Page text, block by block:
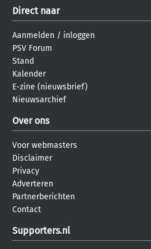
Direct naar
Aanmelden / inloggen
PSV Forum
Stand
Kalender
E-zine (nieuwsbrief)
Nieuwsarchief
Over ons
Voor webmasters
Disclaimer
Privacy
Adverteren
Partnerberichten
Contact
Supporters.nl